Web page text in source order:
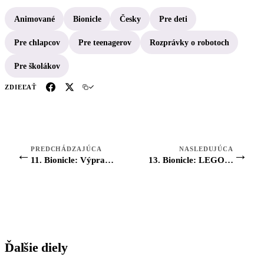
Animované Bionicle Česky Pre deti
Pre chlapcov Pre teenagerov Rozprávky o robotoch
Pre školákov
ZDIEĽAŤ
← PREDCHÁDZAJÚCA
11. Bionicle: Výprava za tvorcom masiek
NASLEDUJÚCA
13. Bionicle: LEGO BIONICLE - Prolog: Legenda začiná →
Ďalšie diely